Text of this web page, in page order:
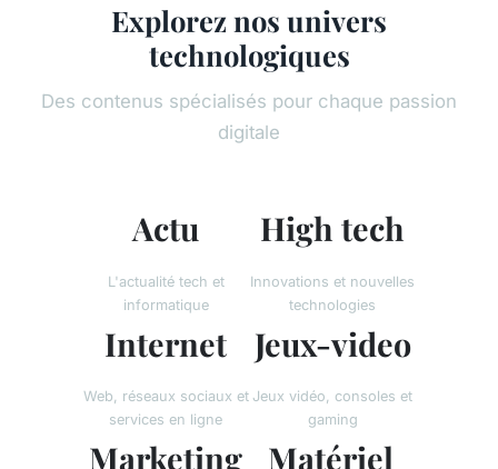
Explorez nos univers
technologiques
Des contenus spécialisés pour chaque passion
digitale
Actu
L'actualité tech et
informatique
High tech
Innovations et nouvelles
technologies
Internet
Web, réseaux sociaux et
services en ligne
Jeux-video
Jeux vidéo, consoles et
gaming
Marketing Matériel